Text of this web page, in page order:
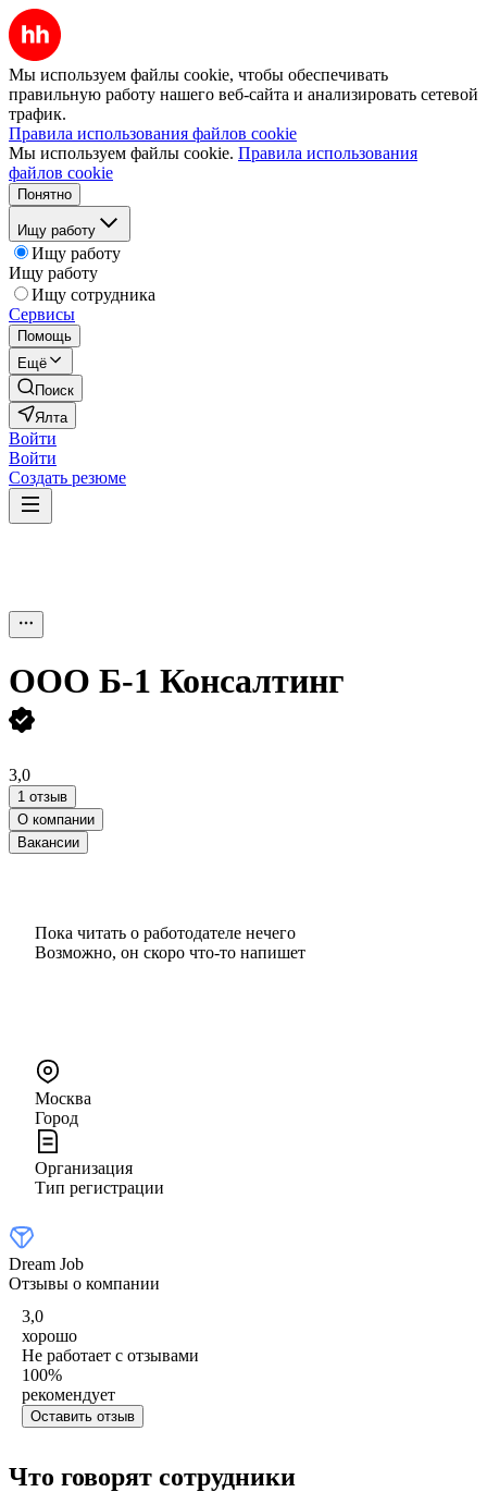
Мы используем файлы cookie, чтобы обеспечивать
правильную работу нашего веб-сайта и анализировать сетевой
трафик.
Правила использования файлов cookie
Мы используем файлы cookie. Правила использования
файлов cookie
Понятно
Ищу работу
Ищу работу
Ищу работу
Ищу сотрудника
Сервисы
Помощь
Ещё
Поиск
Ялта
Войти
Войти
Создать резюме
ООО Б-1 Консалтинг
3,0
1 отзыв
О компании
Вакансии
Пока читать о работодателе нечего
Возможно, он скоро что‑то напишет
Москва
Город
Организация
Тип регистрации
Dream Job
Отзывы о компании
3,0
хорошо
Не работает с отзывами
100%
рекомендует
Оставить отзыв
Что говорят сотрудники